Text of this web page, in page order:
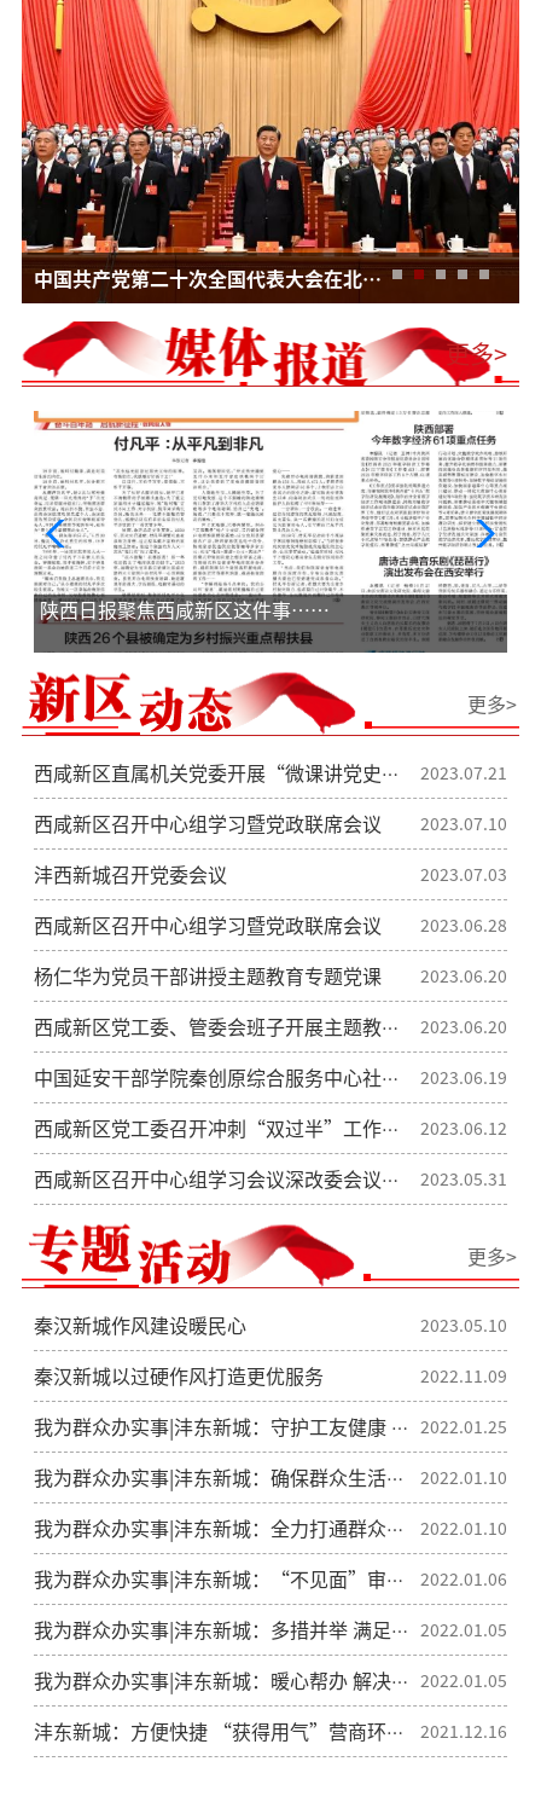
中国共产党第二十次全国代表大会在北京人民大会堂开幕
更多>
陕西日报聚焦西咸新区这件事……
更多>
2023.07.21
西咸新区直属机关党委开展“微课讲党史”活动
2023.07.10
西咸新区召开中心组学习暨党政联席会议
2023.07.03
沣西新城召开党委会议
2023.06.28
西咸新区召开中心组学习暨党政联席会议
2023.06.20
杨仁华为党员干部讲授主题教育专题党课
2023.06.20
西咸新区党工委、管委会班子开展主题教育实践研学
2023.06.19
中国延安干部学院秦创原综合服务中心社会实践教学点正式揭牌设立
2023.06.12
西咸新区党工委召开冲刺“双过半”工作专题会
2023.05.31
西咸新区召开中心组学习会议深改委会议暨党政联席会议
更多>
2023.05.10
秦汉新城作风建设暖民心
2022.11.09
秦汉新城以过硬作风打造更优服务
2022.01.25
我为群众办实事|沣东新城：守护工友健康 保障项目复工
2022.01.10
我为群众办实事|沣东新城：确保群众生活物资保障“一个不少”
2022.01.10
我为群众办实事|沣东新城：全力打通群众就医“最后一米”
2022.01.06
我为群众办实事|沣东新城：“不见面”审批 解决企业“燃眉之急”
2022.01.05
我为群众办实事|沣东新城：多措并举 满足群众生活物资采购需求
2022.01.05
我为群众办实事|沣东新城：暖心帮办 解决群众困难事
2021.12.16
沣东新城：方便快捷 “获得用气”营商环境再提升